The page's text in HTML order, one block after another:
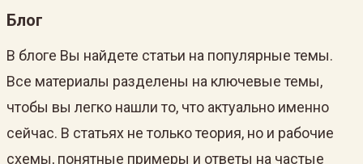
Блог
В блоге Вы найдете статьи на популярные темы.
Все материалы разделены на ключевые темы,
чтобы вы легко нашли то, что актуально именно
сейчас. В статьях не только теория, но и рабочие
схемы, понятные примеры и ответы на частые